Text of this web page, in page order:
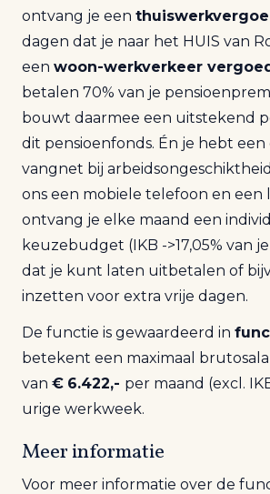
ontvang je een
dagen dat je naar het HUIS van
een woon-werkverkeer
betalen 70% van je
bouwt daarmee een uitstekend
dit pensioenfonds. Én je hebt
vangnet bij
ons een mobiele telefoon en een
ontvang je elke maand een
keuzebudget (IKB ->17,05% van
dat je kunt laten uitbetalen of
inzetten voor extra vrije dagen.
De functie is gewaardeerd in
betekent een maximaal
van € 6.422,- per maand (excl.
urige werkweek.
Meer informatie
Voor meer informatie over de